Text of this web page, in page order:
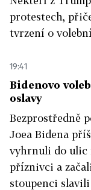
protestech,
tvrzení o
19:41
Bidenovo
oslavy
Bezprostředně
Joea Bidena
vyhrnuli do ulic
příznivci a
stoupenci